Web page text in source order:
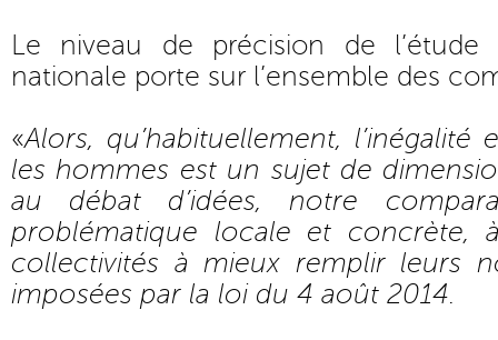
Le niveau de précision de l’étude
nationale porte sur l’ensemble des
«Alors, qu’habituellement,
les hommes est un sujet de
au débat d’idées, notre
problématique locale et concrète,
collectivités à mieux remplir leurs
imposées par la loi du 4 août 2014.